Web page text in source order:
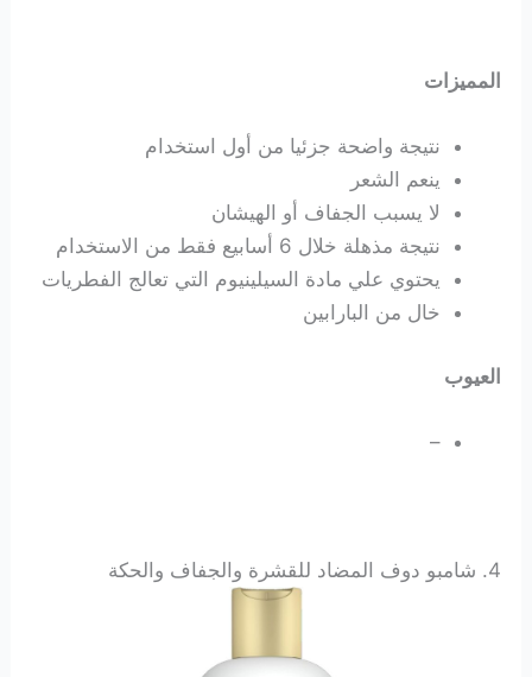
المميزات
نتيجة واضحة جزئيا من أول استخدام
ينعم الشعر
لا يسبب الجفاف أو الهيشان
نتيجة مذهلة خلال 6 أسابيع فقط من الاستخدام
يحتوي علي مادة السيلينيوم التي تعالج الفطريات
خال من البارابين
العيوب
–
4. شامبو دوف المضاد للقشرة والجفاف والحكة